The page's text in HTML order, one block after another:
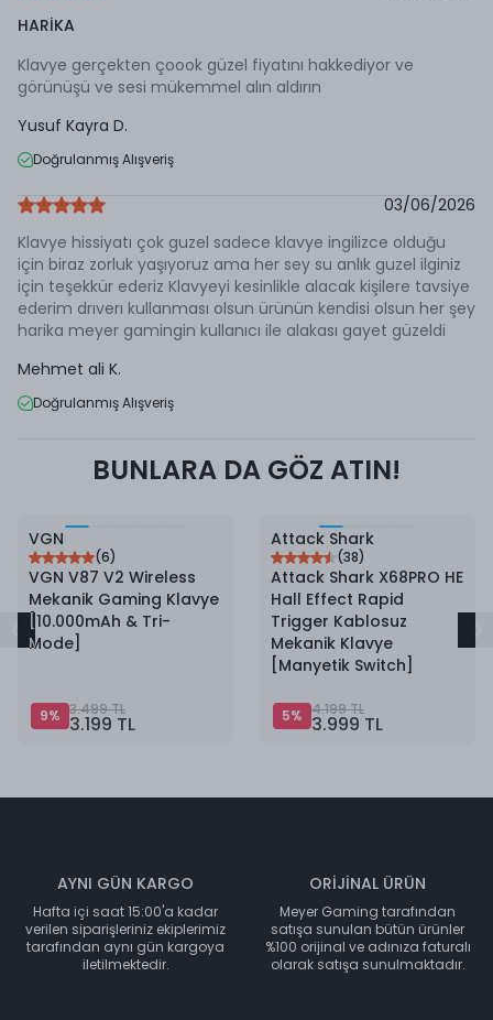
Yusuf Kayra D.
Doğrulanmış Alışveriş
HARİKA
Klavye gerçekten çoook güzel fiyatını hakkediyor ve
görünüşü ve sesi mükemmel alın aldırın
Mehmet ali K.
Doğrulanmış Alışveriş
03/06/2026
Klavye hissiyatı çok guzel sadece klavye ingilizce olduğu
için biraz zorluk yaşıyoruz ama her sey su anlık guzel ilginiz
için teşekkür ederiz Klavyeyi kesinlikle alacak kişilere tavsiye
ederim drıverı kullanması olsun ürünün kendisi olsun her şey
harika meyer gamingin kullanıcı ile alakası gayet güzeldi
BUNLARA DA GÖZ ATIN!
VGN
(6)
VGN V87 V2 Wireless
Mekanik Gaming Klavye
[10.000mAh & Tri-
Mode]
9% 3.499 TL
3.199 TL
5%İndirim
Attack Shark
(38)
Attack Shark X68PRO HE
Hall Effect Rapid
Trigger Kablosuz
Mekanik Klavye
[Manyetik Switch]
5% 4.199 TL
3.999 TL
AYNI GÜN KARGO
Hafta içi saat 15:00'a kadar
verilen siparişleriniz ekiplerimiz
tarafından aynı gün kargoya
iletilmektedir.
ORİJİNAL ÜRÜN
Meyer Gaming tarafından
satışa sunulan bütün ürünler
%100 orijinal ve adınıza faturalı
olarak satışa sunulmaktadır.